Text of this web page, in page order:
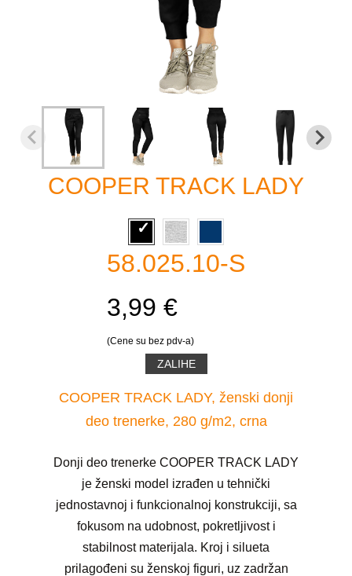
COOPER TRACK LADY
58.025.10-S
3,99 €
(Cene su bez pdv-a)
ZALIHE
COOPER TRACK LADY, ženski donji
deo trenerke, 280 g/m2, crna
Donji deo trenerke COOPER TRACK LADY
je ženski model izrađen u tehnički
jednostavnoj i funkcionalnoj konstrukciji, sa
fokusom na udobnost, pokretljivost i
stabilnost materijala. Kroj i silueta
prilagođeni su ženskoj figuri, uz zadržan